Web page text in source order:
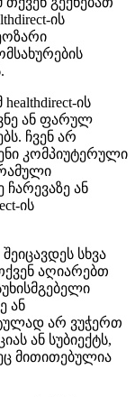
-ის
ოზარი
მსახურების
.
healthdirect-ის
ნე ან ფარულ
ბს. ჩვენ არ
ნი კომპიუტერული
ამული
ჩარევაზე ან
-ის
შეიცავდეს სხვა
ქვენ აღიარებთ
უხისმგებელი
ე ან
ულად არ ვუჭერთ
იას ან სუბიექტს,
ც მითითებულია